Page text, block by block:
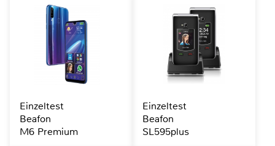
Einzeltest
Beafon
M6 Premium
Einzeltest
Beafon
SL595plus